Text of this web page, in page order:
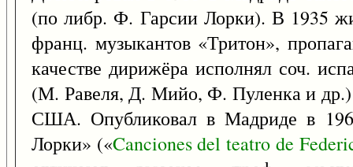
(по либр. Ф. Гарсии Лорки). В 1935
франц. музыкантов «Тритон»,
качестве дирижёра исполнял соч.
(М. Равеля, Д. Мийо, Ф. Пуленка и др.)
США. Опубликовал в Мадриде в
Лорки» («Canciones del teatro de